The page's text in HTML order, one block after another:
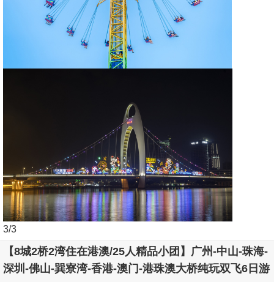
3/3
【8城2桥2湾住在港澳/25人精品小团】广州-中山-珠海-
深圳-佛山-巽寮湾-香港-澳门-港珠澳大桥纯玩双飞6日游